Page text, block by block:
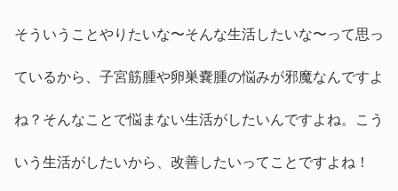
そういうことやりたいな〜そんな生活したいな〜って思っ
ているから、子宮筋腫や卵巣嚢腫の悩みが邪魔なんですよ
ね？そんなことで悩まない生活がしたいんですよね。こう
いう生活がしたいから、改善したいってことですよね！